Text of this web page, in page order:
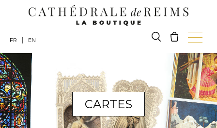
CARTES
FR EN